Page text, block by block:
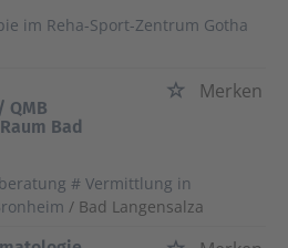
im Reha-Sport-Zentrum Gotha
QMB
Bad
Merken
# Vermittlung in
/ Bad Langensalza